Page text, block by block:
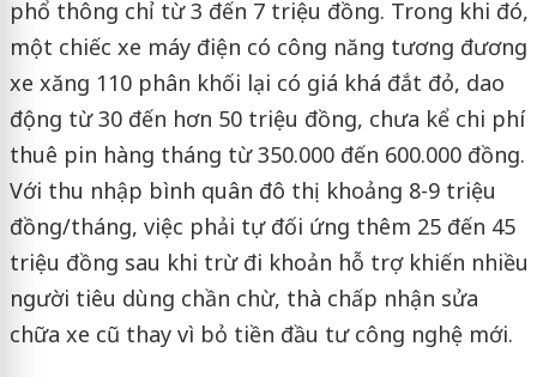
phổ thông chỉ từ 3 đến 7 triệu đồng. Trong khi đó,
một chiếc xe máy điện có công năng tương đương
xe xăng 110 phân khối lại có giá khá đắt đỏ, dao
động từ 30 đến hơn 50 triệu đồng, chưa kể chi phí
thuê pin hàng tháng từ 350.000 đến 600.000 đồng.
Với thu nhập bình quân đô thị khoảng 8-9 triệu
đồng/tháng, việc phải tự đối ứng thêm 25 đến 45
triệu đồng sau khi trừ đi khoản hỗ trợ khiến nhiều
người tiêu dùng chần chừ, thà chấp nhận sửa
chữa xe cũ thay vì bỏ tiền đầu tư công nghệ mới.